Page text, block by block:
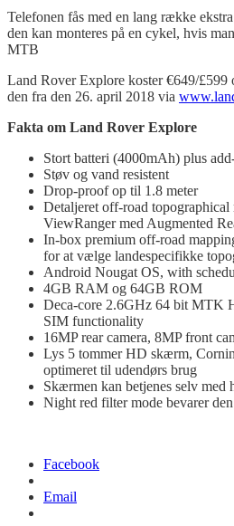
Telefonen fås med en lang række
den kan monteres på en cykel, hvis
MTB
Land Rover Explore koster €649/£599
den fra den 26. april 2018 via
Fakta om Land Rover Explore
Stort batteri (4000mAh) plus
Støv og vand resistent
Drop-proof op til 1.8 meter
Detaljeret off-road
ViewRanger med Augmented
In-box premium off-road
for at vælge landespecifikke
Android Nougat OS, with
4GB RAM og 64GB ROM
Deca-core 2.6GHz 64 bit MTK
SIM functionality
16MP rear camera, 8MP front
Lys 5 tommer HD skærm,
optimeret til udendørs brug
Skærmen kan betjenes selv med
Night red filter mode bevarer
Facebook
Email